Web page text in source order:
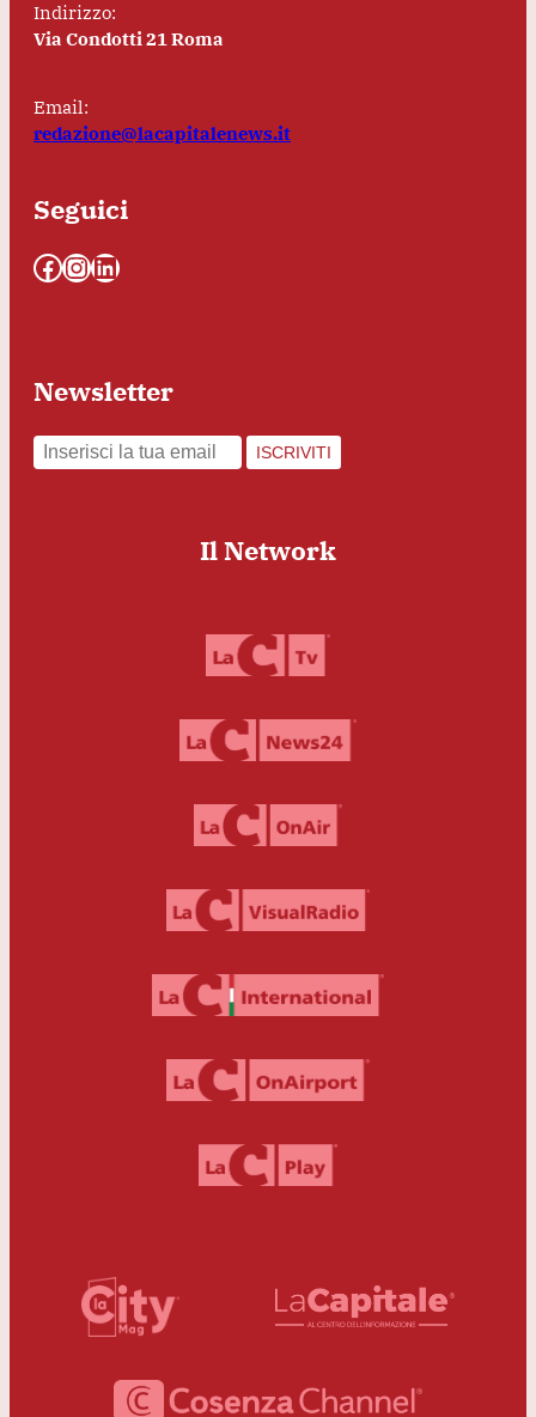
Indirizzo:
Via Condotti 21 Roma
Email:
redazione@lacapitalenews.it
Seguici
Facebook InstagramLinkedIn
Newsletter
ISCRIVITI
Il Network